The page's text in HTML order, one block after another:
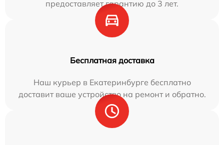
предоставляет гарантию до 3 лет.
Бесплатная доставка
Наш курьер в Екатеринбурге бесплатно
доставит ваше устройство на ремонт и обратно.